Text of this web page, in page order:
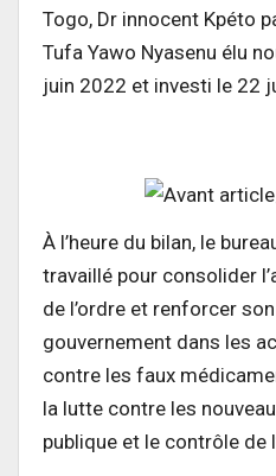
Togo, Dr innocent Kpéto
Tufa Yawo Nyasenu élu
juin 2022 et investi le 22
À l’heure du bilan, le
travaillé pour consolider
de l’ordre et renforcer
gouvernement dans les
contre les faux
la lutte contre les
publique et le contrôle de